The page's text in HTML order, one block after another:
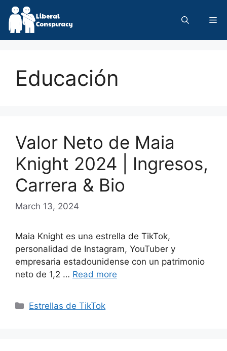
Skip
content
Educación
Valor Neto de Maia
Knight 2024 | Ingresos,
Carrera & Bio
March 13, 2024
Maia Knight es una estrella de TikTok,
personalidad de Instagram, YouTuber y
empresaria estadounidense con un patrimonio
neto de 1,2 … Read more
Categories
Estrellas de TikTok